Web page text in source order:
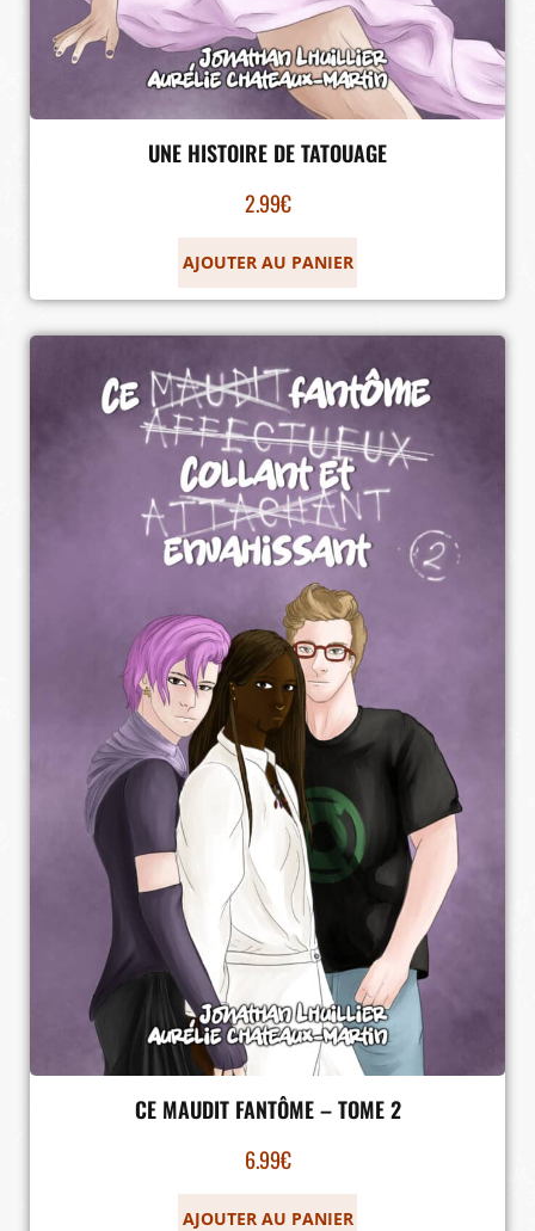
UNE HISTOIRE DE TATOUAGE
2.99€
AJOUTER AU PANIER
CE MAUDIT FANTÔME – TOME 2
6.99€
AJOUTER AU PANIER